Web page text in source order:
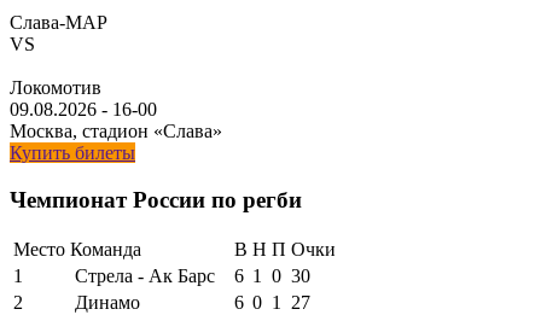
Слава-МАР
VS
Локомотив
09.08.2026 - 16-00
Москва, стадион «Слава»
Купить билеты
Чемпионат России по регби
Место Команда В Н П Очки
1
Стрела - Ак Барс 6 1 0 30
2
Динамо 6 0 1
27